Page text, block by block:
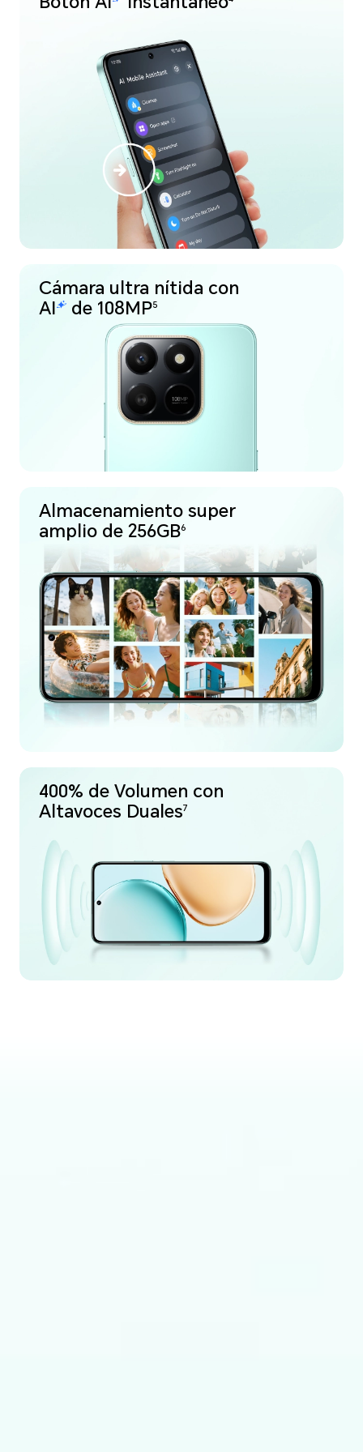
Cámara ultra nítida con
de 108MP5
Almacenamiento super
amplio de 256GB6
400% de Volumen con
Altavoces Duales7